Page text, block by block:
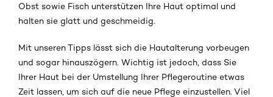
Obst sowie Fisch unterstützen Ihre Haut optimal und
halten sie glatt und geschmeidig.
Mit unseren Tipps lässt sich die Hautalterung vorbeugen
und sogar hinauszögern. Wichtig ist jedoch, dass Sie
Ihrer Haut bei der Umstellung Ihrer Pflegeroutine etwas
Zeit lassen, um sich auf die neue Pflege einzustellen. Viel